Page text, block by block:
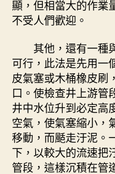
顯，但相當大的作業
不受人們歡迎。
其他，還有一種
可行，此法是先用一
皮氣塞或木桶橡皮刷
口。使檢查井上游管
井中水位升到必定高
空氣，使氣塞縮小，
移動，而颳走汙泥。
下，以較大的流速把
管段，這樣沉積在管